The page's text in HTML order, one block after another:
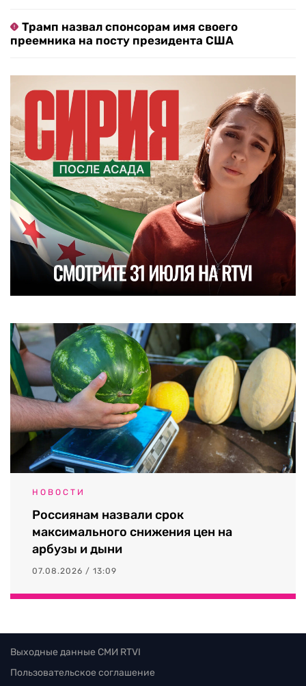
Трамп назвал спонсорам имя своего
преемника на посту президента США
НОВОСТИ
Россиянам назвали срок
максимального снижения цен на
арбузы и дыни
07.08.2026 / 13:09
Выходные данные СМИ RTVI
Пользовательское соглашение